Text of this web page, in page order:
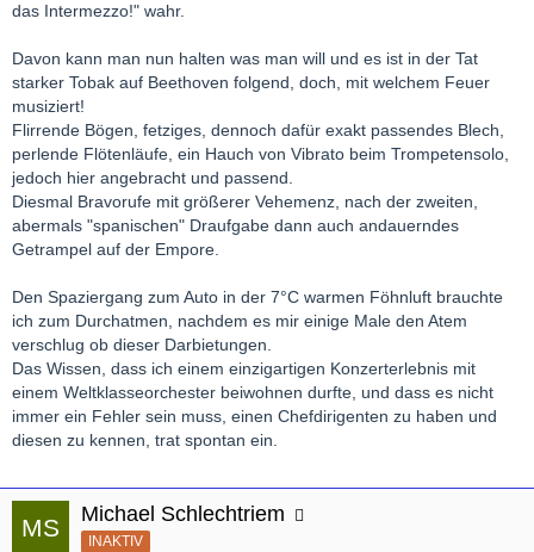
das Intermezzo!" wahr.
Davon kann man nun halten was man will und es ist in der Tat
starker Tobak auf Beethoven folgend, doch, mit welchem Feuer
musiziert!
Flirrende Bögen, fetziges, dennoch dafür exakt passendes Blech,
perlende Flötenläufe, ein Hauch von Vibrato beim Trompetensolo,
jedoch hier angebracht und passend.
Diesmal Bravorufe mit größerer Vehemenz, nach der zweiten,
abermals "spanischen" Draufgabe dann auch andauerndes
Getrampel auf der Empore.
Den Spaziergang zum Auto in der 7°C warmen Föhnluft brauchte
ich zum Durchatmen, nachdem es mir einige Male den Atem
verschlug ob dieser Darbietungen.
Das Wissen, dass ich einem einzigartigen Konzerterlebnis mit
einem Weltklasseorchester beiwohnen durfte, und dass es nicht
immer ein Fehler sein muss, einen Chefdirigenten zu haben und
diesen zu kennen, trat spontan ein.
Michael Schlechtriem
INAKTIV